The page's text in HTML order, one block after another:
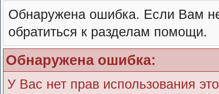
Обнаружена ошибка. Если Вам
обратиться к разделам помощи.
Обнаружена ошибка:
У Вас нет прав использования